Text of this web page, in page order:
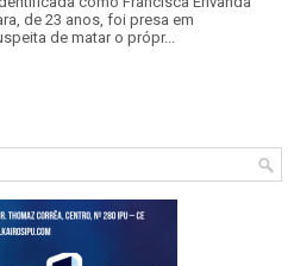
de 23 anos, foi presa em
de matar o própr...